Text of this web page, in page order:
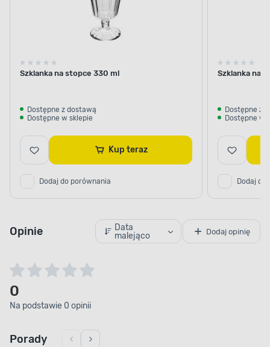
Szklanka na stopce 330 ml
Dostępne z dostawą
Dostępne w sklepie
Kup teraz
Dodaj do porównania
Szklanka na
Dostępne z
Dostępne w
Dodaj do
Opinie
Data
malejąco
Dodaj opinię
0
Na podstawie 0 opinii
Porady